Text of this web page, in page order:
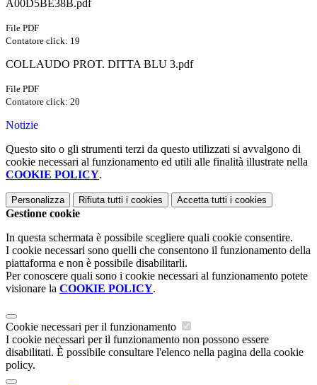
A00D5BE38B.pdf
File PDF
Contatore click: 19
COLLAUDO PROT. DITTA BLU 3.pdf
File PDF
Contatore click: 20
Notizie
Questo sito o gli strumenti terzi da questo utilizzati si avvalgono di
cookie necessari al funzionamento ed utili alle finalità illustrate nella
COOKIE POLICY.
Personalizza Rifiuta tutti i cookies Accetta tutti i cookies
Gestione cookie
In questa schermata è possibile scegliere quali cookie consentire.
I cookie necessari sono quelli che consentono il funzionamento della
piattaforma e non è possibile disabilitarli.
Per conoscere quali sono i cookie necessari al funzionamento potete
visionare la COOKIE POLICY.
Cookie necessari per il funzionamento
I cookie necessari per il funzionamento non possono essere
disabilitati. È possibile consultare l'elenco nella pagina della cookie
policy.